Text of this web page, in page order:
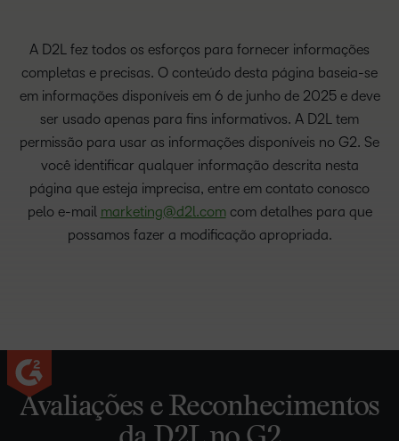
A D2L fez todos os esforços para fornecer informações
completas e precisas. O conteúdo desta página baseia-se
em informações disponíveis em 6 de junho de 2025 e deve
ser usado apenas para fins informativos. A D2L tem
permissão para usar as informações disponíveis no G2. Se
você identificar qualquer informação descrita nesta
página que esteja imprecisa, entre em contato conosco
pelo e-mail marketing@d2l.comcom detalhes para que
possamos fazer a modificação apropriada.
Avaliações e Reconhecimentos